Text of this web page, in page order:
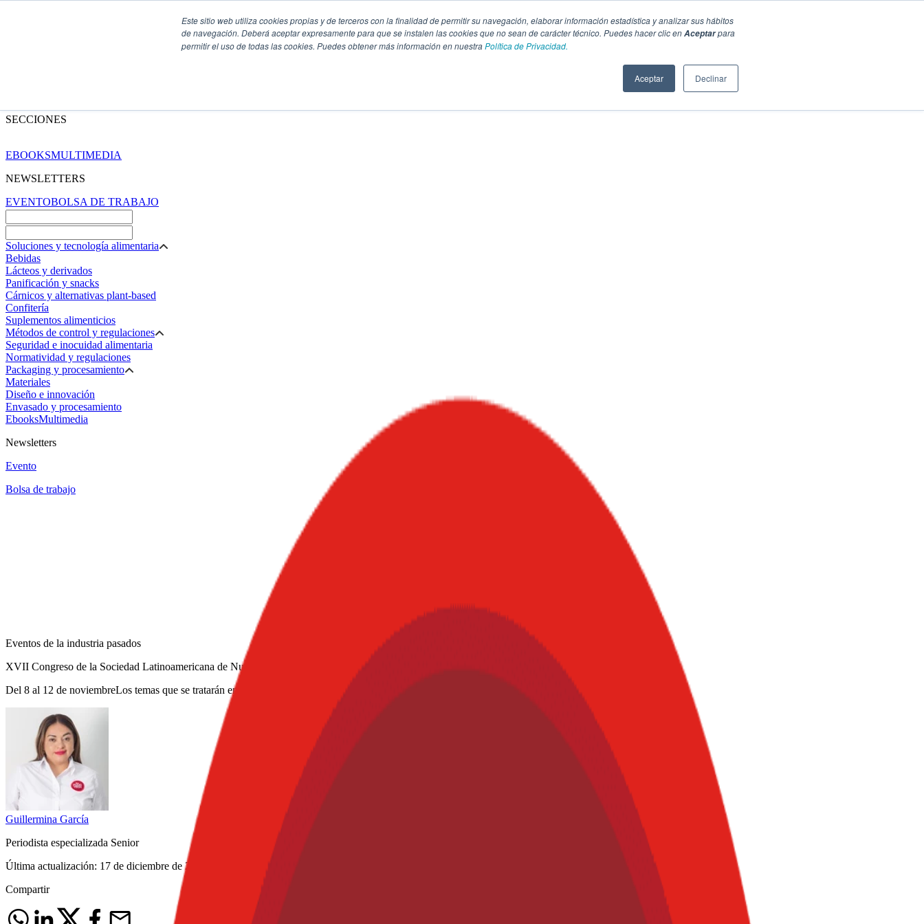
Este sitio web utiliza cookies propias y de terceros con la finalidad de permitir su navegación, elaborar información estadística y analizar sus hábitos
de navegación. Deberá aceptar expresamente para que se instalen las cookies que no sean de carácter técnico. Puedes hacer clic enAceptarpara
permitir el uso de todas las cookies. Puedes obtener más información en nuestraPolítica de Privacidad.
Aceptar Declinar
SECCIONES
EBOOKSMULTIMEDIA
NEWSLETTERS
EVENTOBOLSA DE TRABAJO
Soluciones y tecnología alimentaria
Bebidas
Lácteos y derivados
Panificación y snacks
Cárnicos y alternativas plant-based
Confitería
Suplementos alimenticios
Métodos de control y regulaciones
Seguridad e inocuidad alimentaria
Normatividad y regulaciones
Packaging y procesamiento
Materiales
Diseño e innovación
Envasado y procesamiento
EbooksMultimedia
Newsletters
Evento
Bolsa de trabajo
Eventos de la industria pasados
XVII Congreso de la Sociedad Latinoamericana de Nutrición
Del 8 al 12 de noviembreLos temas que se tratarán en el congreso son: - Investigación básica&nbsp; en alimentos y nutrición- Alimentación y nutrición en
Guillermina García
Periodista especializada Senior
Última actualización: 17 de diciembre de 2020
Compartir